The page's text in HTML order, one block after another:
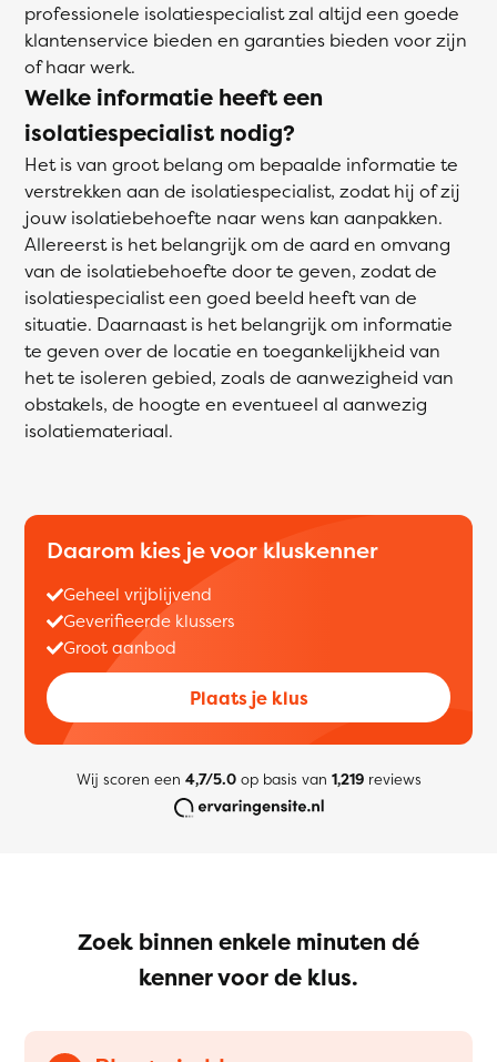
professionele isolatiespecialist zal altijd een goede
klantenservice bieden en garanties bieden voor zijn
of haar werk.
Welke informatie heeft een
isolatiespecialist nodig?
Het is van groot belang om bepaalde informatie te
verstrekken aan de isolatiespecialist, zodat hij of zij
jouw isolatiebehoefte naar wens kan aanpakken.
Allereerst is het belangrijk om de aard en omvang
van de isolatiebehoefte door te geven, zodat de
isolatiespecialist een goed beeld heeft van de
situatie. Daarnaast is het belangrijk om informatie
te geven over de locatie en toegankelijkheid van
het te isoleren gebied, zoals de aanwezigheid van
obstakels, de hoogte en eventueel al aanwezig
isolatiemateriaal.
Daarom kies je voor kluskenner
Geheel vrijblijvend
Geverifieerde klussers
Groot aanbod
Plaats je klus
Wij scoren een 4,7/5.0op basis van 1,219reviews
Zoek binnen enkele minuten dé
kenner voor de klus.